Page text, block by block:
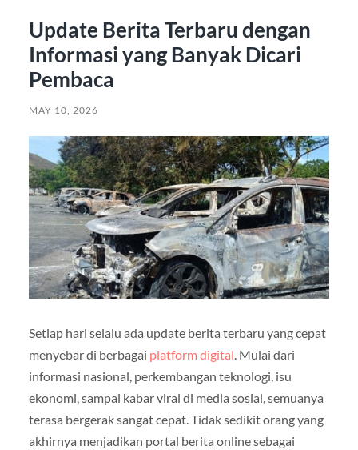
Update Berita Terbaru dengan
Informasi yang Banyak Dicari
Pembaca
MAY 10, 2026
Setiap hari selalu ada update berita terbaru yang cepat
menyebar di berbagai platform digital. Mulai dari
informasi nasional, perkembangan teknologi, isu
ekonomi, sampai kabar viral di media sosial, semuanya
terasa bergerak sangat cepat. Tidak sedikit orang yang
akhirnya menjadikan portal berita online sebagai